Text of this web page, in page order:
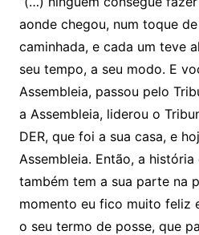
aonde chegou, num toque
caminhada, e cada um teve
seu tempo, a seu modo. E
Assembleia, passou pelo
a Assembleia, liderou o
DER, que foi a sua casa, e
Assembleia. Então, a
também tem a sua parte na
momento eu fico muito feliz
o seu termo de posse, que